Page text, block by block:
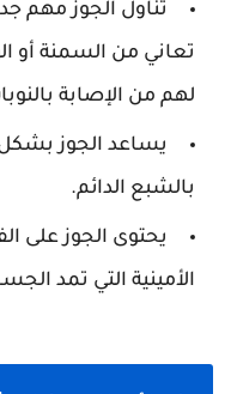
تناول الجوز مهم
تعاني من السمنة أو
لهم من الإصابة
يساعد الجوز
بالشبع الدائم.
يحتوى الجوز على
الأمينية التي تمد